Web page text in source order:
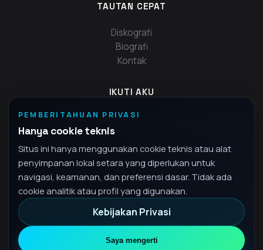
TAUTAN CEPAT
Diskografi
Biografi
Kontak
IKUTI AKU
Kebijakan Privasi• IDBahasa Indonesia
PEMBERITAHUAN PRIVASI
Hanya cookie teknis
Situs ini hanya menggunakan cookie teknis atau alat
penyimpanan lokal setara yang diperlukan untuk
navigasi, keamanan, dan preferensi dasar. Tidak ada
cookie analitik atau profil yang digunakan.
Kebijakan Privasi
Saya mengerti